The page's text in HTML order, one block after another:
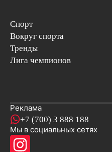
Спорт
Вокруг спорта
Тренды
Лига чемпионов
Реклама
+7 (700) 3 888 188
Мы в социальных сетях